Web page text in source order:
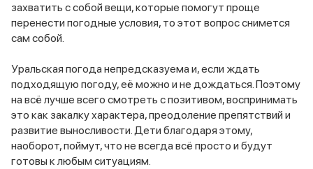
захватить с собой вещи, которые помогут проще
перенести погодные условия, то этот вопрос снимется
сам собой.
Уральская погода непредсказуема и, если ждать
подходящую погоду, её можно и не дождаться. Поэтому
на всё лучше всего смотреть с позитивом, воспринимать
это как закалку характера, преодоление препятствий и
развитие выносливости. Дети благодаря этому,
наоборот, поймут, что не всегда всё просто и будут
готовы к любым ситуациям.